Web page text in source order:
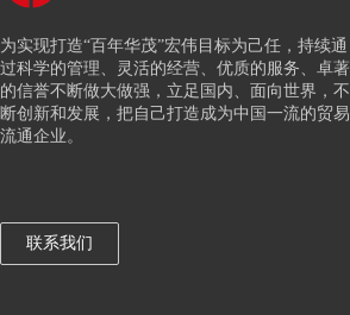
联系我们
为实现打造“百年华茂”宏伟目标为己任，持续通
过科学的管理、灵活的经营、优质的服务、卓著
的信誉不断做大做强，立足国内、面向世界，不
断创新和发展，把自己打造成为中国一流的贸易
流通企业。